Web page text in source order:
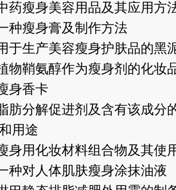
药瘦身美容用品及其应用方
种瘦身膏及制作方法
于生产美容瘦身护肤品的黑
物鞘氨醇作为瘦身剂的化妆
身香卡
肪分解促进剂及含有该成分
用途
身用化妆材料组合物及其使
种对人体肌肤瘦身涂抹油液